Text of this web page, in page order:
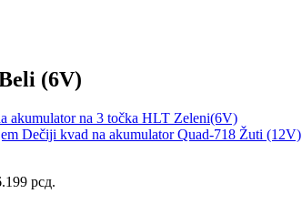
(6V)
akumulator na 3 točka HLT Zeleni(6V)
Dečiji kvad na akumulator Quad-718 Žuti (12V)
рсд.